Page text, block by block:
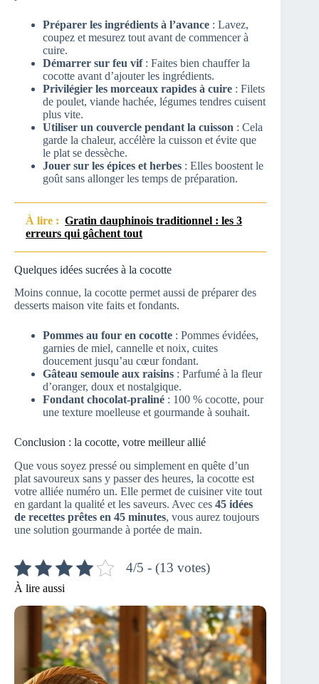
Préparer les ingrédients à l’avance : Lavez,
coupez et mesurez tout avant de commencer à
cuire.
Démarrer sur feu vif: Faites bien chauffer la
cocotte avant d’ajouter les ingrédients.
Privilégier les morceaux rapides à cuire : Filets
de poulet, viande hachée, légumes tendres cuisent
plus vite.
Utiliser un couvercle pendant la cuisson : Cela
garde la chaleur, accélère la cuisson et évite que
le plat se dessèche.
Jouer sur les épices et herbes : Elles boostent le
goût sans allonger les temps de préparation.
À lire : Gratin dauphinois traditionnel : les 3
erreurs qui gâchent tout
Quelques idées sucrées à la cocotte
Moins connue, la cocotte permet aussi de préparer des
desserts maison vite faits et fondants.
Pommes au four en cocotte : Pommes évidées,
garnies de miel, cannelle et noix, cuites
doucement jusqu’au cœur fondant.
Gâteau semoule aux raisins : Parfumé à la fleur
d’oranger, doux et nostalgique.
Fondant chocolat-praliné : 100 % cocotte, pour
une texture moelleuse et gourmande à souhait.
Conclusion : la cocotte, votre meilleur allié
Que vous soyez pressé ou simplement en quête d’un
plat savoureux sans y passer des heures, la cocotte est
votre alliée numéro un. Elle permet de cuisiner vite tout
en gardant la qualité et les saveurs. Avec ces 45 idées
de recettes prêtes en 45 minutes, vous aurez toujours
une solution gourmande à portée de main.
4/5 - (13 votes)
À lire aussi